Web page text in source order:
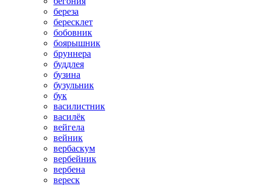
береза
бересклет
бобовник
боярышник
бруннера
буддлея
бузина
бузульник
бук
василистник
василёк
вейгела
вейник
вербаскум
вербейник
вербена
вереск